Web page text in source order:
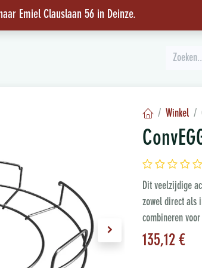
Emiel Clauslaan 56 in Deinze.
Winkel
Dit veelzijdige
zowel direct als
combineren
135,12 €